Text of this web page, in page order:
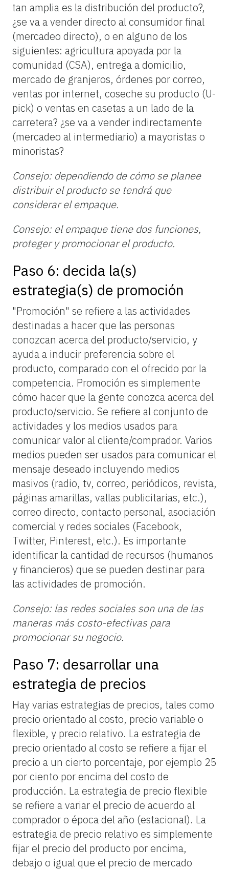
tan amplia es la distribución del producto?,
¿se va a vender directo al consumidor final
(mercadeo directo), o en alguno de los
siguientes: agricultura apoyada por la
comunidad (CSA), entrega a domicilio,
mercado de granjeros, órdenes por correo,
ventas por internet, coseche su producto (U-
pick) o ventas en casetas a un lado de la
carretera? ¿se va a vender indirectamente
(mercadeo al intermediario) a mayoristas o
minoristas?
Consejo: dependiendo de cómo se planee
distribuir el producto se tendrá que
considerar el empaque.
Consejo: el empaque tiene dos funciones,
proteger y promocionar el producto.
Paso 6: decida la(s)
estrategia(s) de promoción
"Promoción" se refiere a las actividades
destinadas a hacer que las personas
conozcan acerca del producto/servicio, y
ayuda a inducir preferencia sobre el
producto, comparado con el ofrecido por la
competencia. Promoción es simplemente
cómo hacer que la gente conozca acerca del
producto/servicio. Se refiere al conjunto de
actividades y los medios usados para
comunicar valor al cliente/comprador. Varios
medios pueden ser usados para comunicar el
mensaje deseado incluyendo medios
masivos (radio, tv, correo, periódicos, revista,
páginas amarillas, vallas publicitarias, etc.),
correo directo, contacto personal, asociación
comercial y redes sociales (Facebook,
Twitter, Pinterest, etc.). Es importante
identificar la cantidad de recursos (humanos
y financieros) que se pueden destinar para
las actividades de promoción.
Consejo: las redes sociales son una de las
maneras más costo-efectivas para
promocionar su negocio.
Paso 7: desarrollar una
estrategia de precios
Hay varias estrategias de precios, tales como
precio orientado al costo, precio variable o
flexible, y precio relativo. La estrategia de
precio orientado al costo se refiere a fijar el
precio a un cierto porcentaje, por ejemplo 25
por ciento por encima del costo de
producción. La estrategia de precio flexible
se refiere a variar el precio de acuerdo al
comprador o época del año (estacional). La
estrategia de precio relativo es simplemente
fijar el precio del producto por encima,
debajo o igual que el precio de mercado